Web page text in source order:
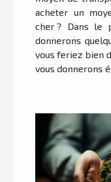
acheter un
cher ? Dans le
donnerons
vous feriez bien
vous donnerons